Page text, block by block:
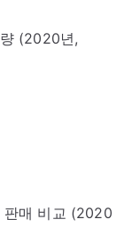
(2020년,
판매 비교 (2020